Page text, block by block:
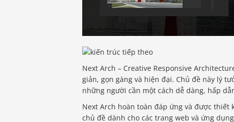
Next Arch – Creative Responsive
giản, gọn gàng và hiện đại. Chủ đề này lý
những người cần một cách dễ dàng, hấp
Next Arch hoàn toàn đáp ứng và được
chủ đề dành cho các trang web và ứng